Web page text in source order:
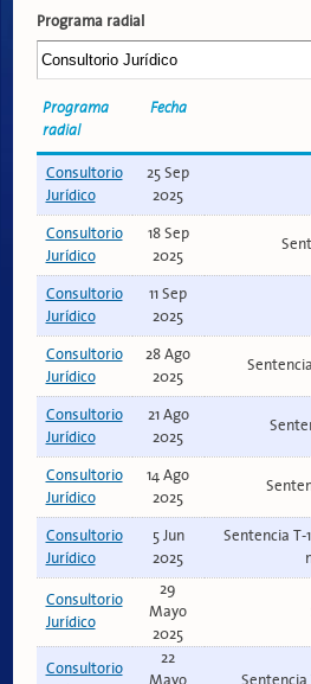
Programa radial
Programa
radial
Fecha
Consultorio
Jurídico
25 Sep
2025
Consultorio
Jurídico
18 Sep
2025
Consultorio
Jurídico
11 Sep
2025
Consultorio
Jurídico
28 Ago
2025
Consultorio
Jurídico
21 Ago
2025
Consultorio
Jurídico
14 Ago
2025
Consultorio
Jurídico
5 Jun
2025
Sentencia T-
Consultorio
Jurídico
29
Mayo
2025
Consultorio
22
Mayo
Sentencia